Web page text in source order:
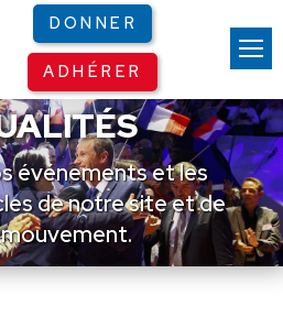
DONNER
ADHÉRER
événements et les
de notre site et de